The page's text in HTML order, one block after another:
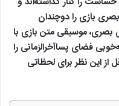
بازی را دوچندان
بصری، موسیقی متن بازی با
فضای پساآخرالزمانی را
از این نظر برای لحظاتی